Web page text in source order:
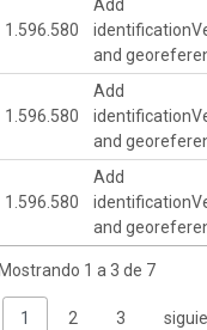
1.596.580
Add
and
1.596.580
Add
and
1.596.580
Add
and
Mostrando 1 a 3 de 7
1 2 3